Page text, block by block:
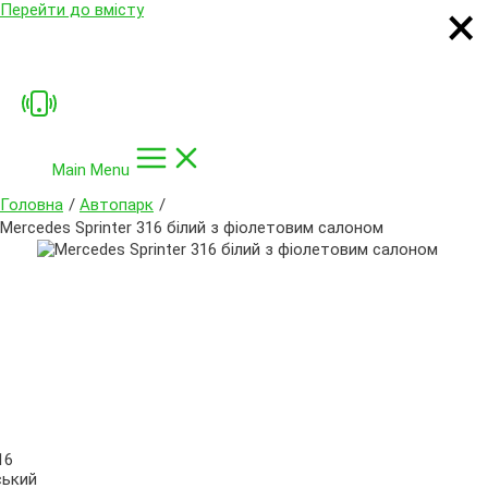
Перейти до вмісту
Main Menu
Головна
Автопарк
Mercedes Sprinter 316 білий з фіолетовим салоном
×
×
×
×